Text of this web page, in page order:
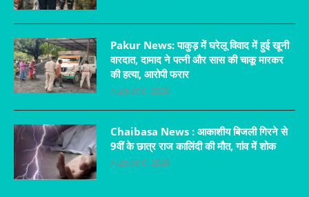
Pakur News: पाकुड़ में घरेलू विवाद में हुई खूनी
वारदात, दामाद ने पत्नी और सास की चाकू मारकर
की हत्या, आरोपी फरार
August 6, 2026
Chaibasa News : आकाशीय बिजली गिरने से
9वीं के छात्र राज कालिंदी की मौत, गांव में शोक
August 6, 2026